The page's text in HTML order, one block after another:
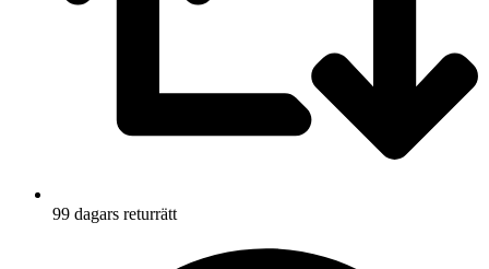
99 dagars returrätt